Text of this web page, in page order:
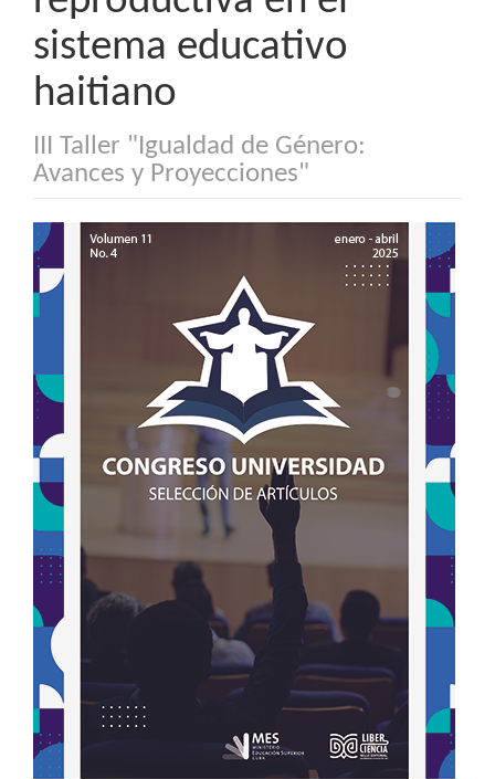
sistema educativo
haitiano
III Taller "Igualdad de Género:
Avances y Proyecciones"
Barra
lateral
del